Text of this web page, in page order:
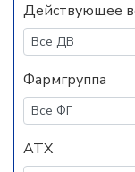
Действующее
Фармгруппа
АТХ